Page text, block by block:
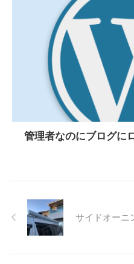
管理者なのにブログに
サイドオーニ